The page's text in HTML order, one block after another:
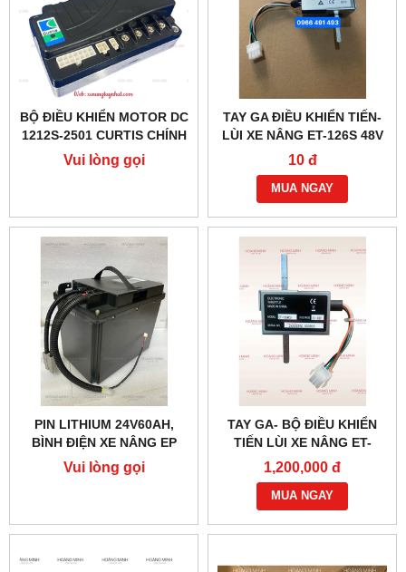
BỘ ĐIỀU KHIỂN MOTOR DC
1212S-2501 CURTIS CHÍNH
HÃNG
Vui lòng gọi
TAY GA ĐIỀU KHIỂN TIẾN-
LÙI XE NÂNG ET-126S 48V
(6 DÂY)
10 đ
MUA NGAY
PIN LITHIUM 24V60AH,
BÌNH ĐIỆN XE NÂNG EP
Vui lòng gọi
TAY GA- BỘ ĐIỀU KHIỂN
TIẾN LÙI XE NÂNG ET-
166MCU 24V-48V
1,200,000 đ
MUA NGAY